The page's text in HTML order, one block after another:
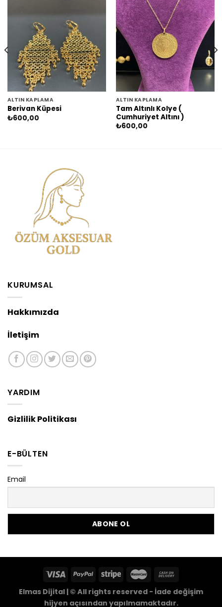
ALTIN KAPLAMA
Berivan Küpesi
₺600,00
ALTIN KAPLAMA
Tam Altınlı Kolye (
Cumhuriyet Altını )
₺600,00
KURUMSAL
Hakkımızda
İletişim
YARDIM
Gizlilik Politikası
E-BÜLTEN
Email
Elmas Dijital | © All rights reserved - İade değişim
hijyen açısından yapılmamaktadır.